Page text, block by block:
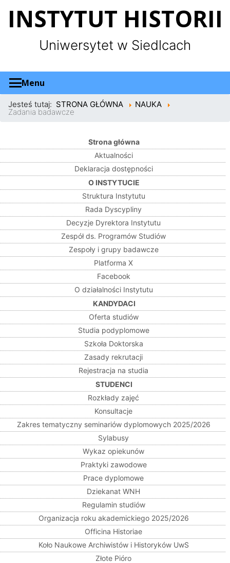
INSTYTUT HISTORII
Uniwersytet w Siedlcach
Menu
Jesteś tutaj: STRONA GŁÓWNA NAUKA
Zadania badawcze
Strona główna
Aktualności
Deklaracja dostępności
O INSTYTUCIE
Struktura Instytutu
Rada Dyscypliny
Decyzje Dyrektora Instytutu
Zespół ds. Programów Studiów
Zespoły i grupy badawcze
Platforma X
Facebook
O działalności Instytutu
KANDYDACI
Oferta studiów
Studia podyplomowe
Szkoła Doktorska
Zasady rekrutacji
Rejestracja na studia
STUDENCI
Rozkłady zajęć
Konsultacje
Zakres tematyczny seminariów dyplomowych 2025/2026
Sylabusy
Wykaz opiekunów
Praktyki zawodowe
Prace dyplomowe
Dziekanat WNH
Regulamin studiów
Organizacja roku akademickiego 2025/2026
Officina Historiae
Koło Naukowe Archiwistów i Historyków UwS
Złote Pióro